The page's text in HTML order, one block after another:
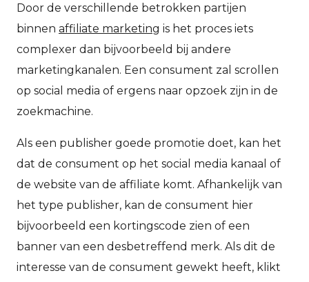
Door de verschillende betrokken partijen
binnen affiliate marketing is het proces iets
complexer dan bijvoorbeeld bij andere
marketingkanalen. Een consument zal scrollen
op social media of ergens naar opzoek zijn in de
zoekmachine.
Als een publisher goede promotie doet, kan het
dat de consument op het social media kanaal of
de website van de affiliate komt. Afhankelijk van
het type publisher, kan de consument hier
bijvoorbeeld een kortingscode zien of een
banner van een desbetreffend merk. Als dit de
interesse van de consument gewekt heeft, klikt